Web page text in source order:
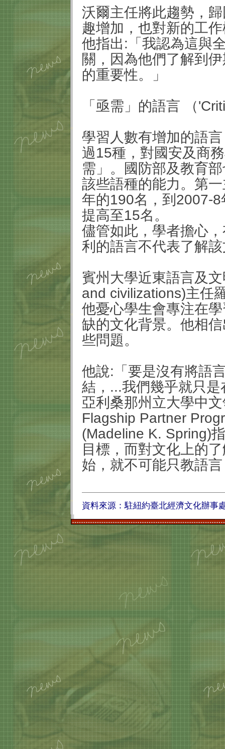
沃爾主任將此趨勢，
趣增加，也對新的工
他指出: 「我認為這與
關，因為他們了解到
的重要性。」
「亟需」的語言 （
學習人數有增加的語
過15種，對國安及商
需」。國防部及教育
該些語種的能力。第
年的190名，到 2007-8
提高至15名。
儘管如此，學者擔心
利的語言不代表了解
賓州大學近東語言及
and civilizations)主任
他憂心學生會專注在
缺的文化背景。他相
些問題。
他說: 「要是沒有將語
結， ...我們幾乎就只
亞利桑那州立大學中
Flagship Partner
(Madeline K. Spring)
目標，而對文化上的
始，就不可能只教語
資料來源：駐紐約臺北經濟文化辦事